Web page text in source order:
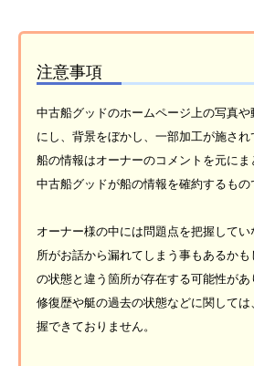
注意事項
中古船グッドのホームページ上の写真
にし、背景をぼかし、一部加工が施され
船の情報はオーナーのコメントを元にま
中古船グッドが船の情報を確約するもの
オーナー様の中には問題点を把握して
所がお話から漏れてしまう事もあるか
の状態と違う箇所が存在する可能性があ
修復歴や艇の過去の状態などに関して
握できておりません。